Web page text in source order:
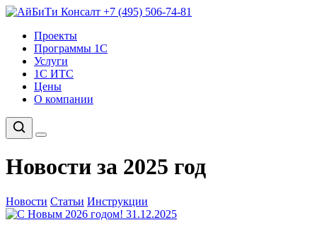
+7 (495) 506-74-81
Проекты
Программы 1С
Услуги
1С ИТС
Цены
О компании
Новости за 2025 год
Новости Статьи Инструкции
31.12.2025